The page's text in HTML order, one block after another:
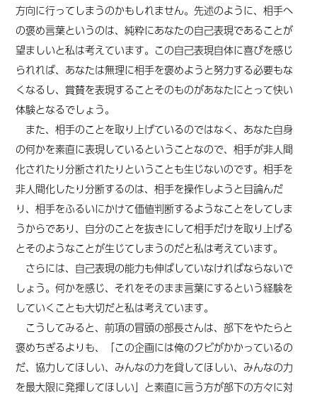
方向に行ってしまうのかもしれません。先述のように、相手へ
の褒め言葉というのは、純粋にあなたの自己表現であることが
望ましいと私は考えています。この自己表現自体に喜びを感じ
られれば、あなたは無理に相手を褒めようと努力する必要もな
くなるし、賞賛を表現することそのものがあなたにとって快い
体験となるでしょう。
また、相手のことを取り上げているのではなく、あなた自身
の何かを素直に表現しているということなので、相手が非人間
化されたり分断されたりということも生じないのです。相手を
非人間化したり分断するのは、相手を操作しようと目論んだ
り、相手をふるいにかけて価値判断するようなことをしてしま
うからであり、自分のことを抜きにして相手だけを取り上げる
とそのようなことが生じてしまうのだと私は考えています。
さらには、自己表現の能力も伸ばしていなければならないで
しょう。何かを感じ、それをそのまま言葉にするという経験を
していくことも大切だと私は考えています。
こうしてみると、前項の冒頭の部長さんは、部下をやたらと
褒めちぎるよりも、「この企画には俺のクビがかかっているの
だ、協力してほしい、みんなの力を貸してほしい、みんなの力
を最大限に発揮してほしい」と素直に言う方が部下の方々に対